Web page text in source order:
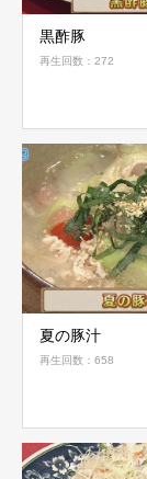
黒酢豚
再生回数：272
夏の豚汁
再生回数：658